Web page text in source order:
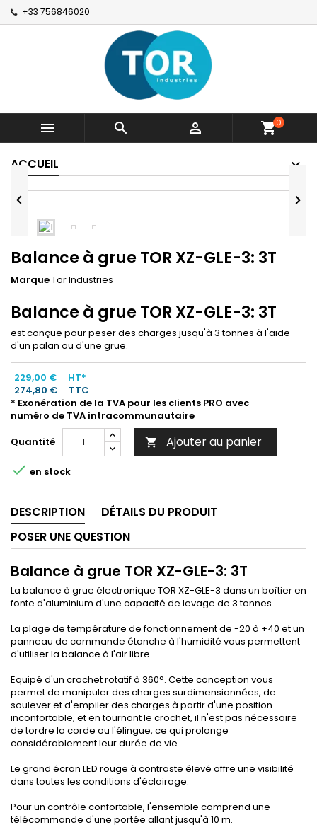
+33 756846020
   shopping_cart0
ACCUEIL
 
Balance à grue TOR XZ-GLE-3: 3T
MarqueTor Industries
Balance à grue TOR XZ-GLE-3: 3T
est conçue pour peser des charges jusqu'à 3 tonnes à l'aide
d'un palan ou d'une grue.
229,00 €
HT*
274,80 €
TTC
* Exonération de la TVA pour les clients PRO avec
numéro de TVA intracommunautaire
Quantité
 Ajouter au panier
 en stock
DESCRIPTION
DÉTAILS DU PRODUIT
POSER UNE QUESTION
Balance à grue TOR XZ-GLE-3: 3T
La balance à grue électronique TOR XZ-GLE-3 dans un boîtier en
fonte d'aluminium d'une capacité de levage de 3 tonnes.
La plage de température de fonctionnement de -20 à +40 et un
panneau de commande étanche à l'humidité vous permettent
d'utiliser la balance à l'air libre.
Equipé d'un crochet rotatif à 360°. Cette conception vous
permet de manipuler des charges surdimensionnées, de
soulever et d'empiler des charges à partir d'une position
inconfortable, et en tournant le crochet, il n'est pas nécessaire
de tordre la corde ou l'élingue, ce qui prolonge
considérablement leur durée de vie.
Le grand écran LED rouge à contraste élevé offre une visibilité
dans toutes les conditions d'éclairage.
Pour un contrôle confortable, l'ensemble comprend une
télécommande d'une portée allant jusqu'à 10 m.